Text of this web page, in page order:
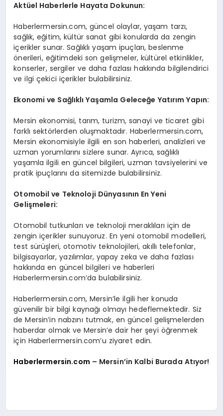
Aktüel Haberlerle Hayata Dokunun:
Haberlermersin.com, güncel olaylar, yaşam tarzı,
sağlık, eğitim, kültür sanat gibi konularda da zengin
içerikler sunar. Sağlıklı yaşam ipuçları, beslenme
önerileri, eğitimdeki son gelişmeler, kültürel etkinlikler,
konserler, sergiler ve daha fazlası hakkında bilgilendirici
ve ilgi çekici içerikler bulabilirsiniz.
Ekonomi ve Sağlıklı Yaşamla Geleceğe Yatırım Yapın:
Mersin ekonomisi, tarım, turizm, sanayi ve ticaret gibi
farklı sektörlerden oluşmaktadır. Haberlermersin.com,
Mersin ekonomisiyle ilgili en son haberleri, analizleri ve
uzman yorumlarını sizlere sunar. Ayrıca, sağlıklı
yaşamla ilgili en güncel bilgileri, uzman tavsiyelerini ve
pratik ipuçlarını da sitemizde bulabilirsiniz.
Otomobil ve Teknoloji Dünyasının En Yeni
Gelişmeleri:
Otomobil tutkunları ve teknoloji meraklıları için de
zengin içerikler sunuyoruz. En yeni otomobil modelleri,
test sürüşleri, otomotiv teknolojileri, akıllı telefonlar,
bilgisayarlar, yazılımlar, yapay zeka ve daha fazlası
hakkında en güncel bilgileri ve haberleri
Haberlermersin.com’da bulabilirsiniz.
Haberlermersin.com, Mersin’le ilgili her konuda
güvenilir bir bilgi kaynağı olmayı hedeflemektedir. Siz
de Mersin’in nabzını tutmak, en güncel gelişmelerden
haberdar olmak ve Mersin’e dair her şeyi öğrenmek
için Haberlermersin.com’u ziyaret edin.
Haberlermersin.com – Mersin’in Kalbi Burada Atıyor!